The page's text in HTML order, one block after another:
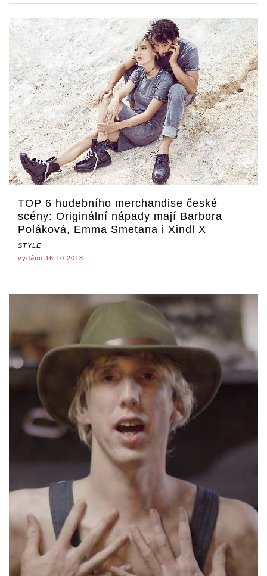
TOP 6 hudebního merchandise české
scény: Originální nápady mají Barbora
Poláková, Emma Smetana i Xindl X
STYLE
vydáno 16.10.2018